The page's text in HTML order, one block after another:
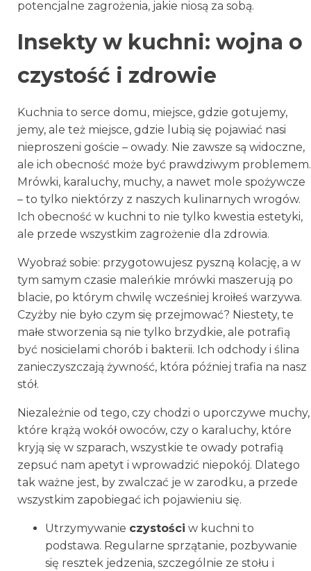
potencjalne zagrożenia, jakie niosą za sobą.
Insekty w kuchni: wojna o
czystość i zdrowie
Kuchnia to serce domu, miejsce, gdzie gotujemy,
jemy, ale też miejsce, gdzie lubią się pojawiać nasi
nieproszeni goście – owady. Nie zawsze są widoczne,
ale ich obecność może być prawdziwym problemem.
Mrówki, karaluchy, muchy, a nawet mole spożywcze
– to tylko niektórzy z naszych kulinarnych wrogów.
Ich obecność w kuchni to nie tylko kwestia estetyki,
ale przede wszystkim zagrożenie dla zdrowia.
Wyobraź sobie: przygotowujesz pyszną kolację, a w
tym samym czasie maleńkie mrówki maszerują po
blacie, po którym chwilę wcześniej kroiłeś warzywa.
Czyżby nie było czym się przejmować? Niestety, te
małe stworzenia są nie tylko brzydkie, ale potrafią
być nosicielami chorób i bakterii. Ich odchody i ślina
zanieczyszczają żywność, która później trafia na nasz
stół.
Niezależnie od tego, czy chodzi o uporczywe muchy,
które krążą wokół owoców, czy o karaluchy, które
kryją się w szparach, wszystkie te owady potrafią
zepsuć nam apetyt i wprowadzić niepokój. Dlatego
tak ważne jest, by zwalczać je w zarodku, a przede
wszystkim zapobiegać ich pojawieniu się.
Utrzymywanie czystości w kuchni to
podstawa. Regularne sprzątanie, pozbywanie
się resztek jedzenia, szczególnie ze stołu i